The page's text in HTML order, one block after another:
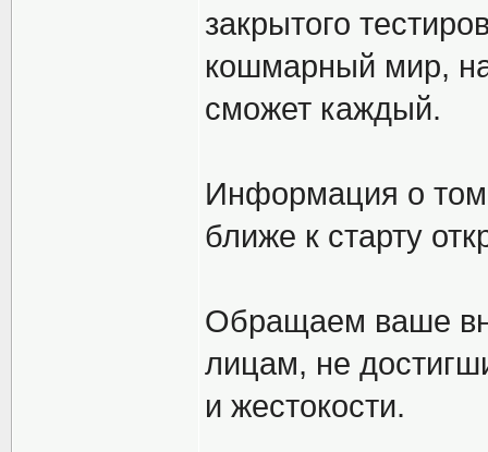
закрытого
кошмарный мир,
сможет каждый.
Информация о том,
ближе к старту
Обращаем ваше
лицам, не
и жестокости.